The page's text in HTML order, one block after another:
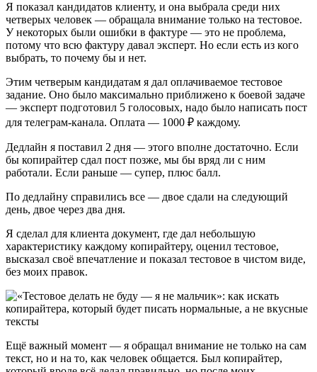
Я показал кандидатов клиенту, и она выбрала среди них
четверых человек — обращала внимание только на тестовое.
У некоторых были ошибки в фактуре — это не проблема,
потому что всю фактуру давал эксперт. Но если есть из кого
выбрать, то почему бы и нет.
Этим четверым кандидатам я дал оплачиваемое тестовое
задание. Оно было максимально приближено к боевой задаче
— эксперт подготовил 5 голосовых, надо было написать пост
для телеграм-канала. Оплата — 1000 ₽ каждому.
Дедлайн я поставил 2 дня — этого вполне достаточно. Если
бы копирайтер сдал пост позже, мы бы вряд ли с ним
работали. Если раньше — супер, плюс балл.
По дедлайну справились все — двое сдали на следующий
день, двое через два дня.
Я сделал для клиента документ, где дал небольшую
характеристику каждому копирайтеру, оценил тестовое,
высказал своё впечатление и показал тестовое в чистом виде,
без моих правок.
Ещё важный момент — я обращал внимание не только на сам
текст, но и на то, как человек общается. Был копирайтер,